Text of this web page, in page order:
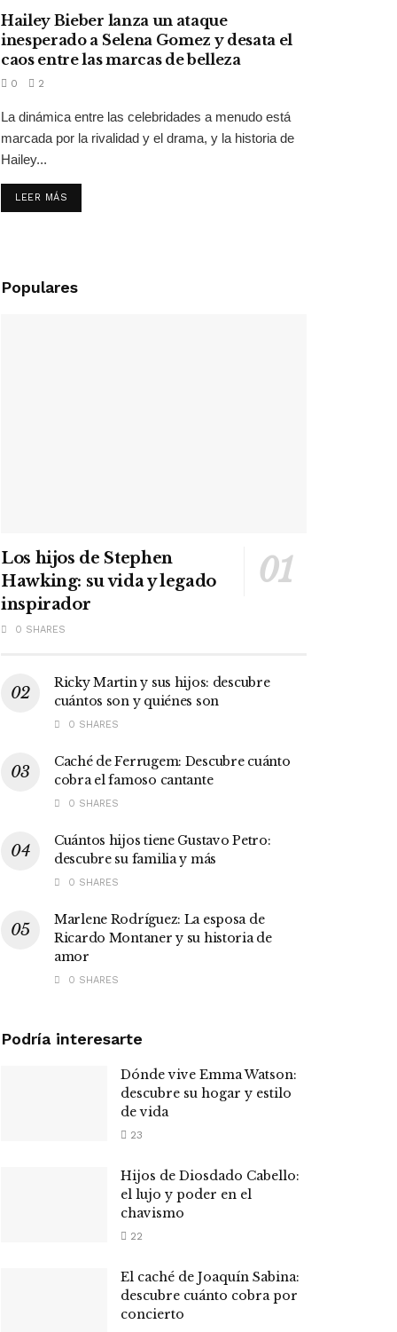
Hailey Bieber lanza un ataque
inesperado a Selena Gomez y desata el
caos entre las marcas de belleza
0 2
La dinámica entre las celebridades a menudo está
marcada por la rivalidad y el drama, y la historia de
Hailey...
LEER MÁS
Populares
Los hijos de Stephen
Hawking: su vida y legado
inspirador
0 SHARES
Ricky Martin y sus hijos: descubre
cuántos son y quiénes son
0 SHARES
Caché de Ferrugem: Descubre cuánto
cobra el famoso cantante
0 SHARES
Cuántos hijos tiene Gustavo Petro:
descubre su familia y más
0 SHARES
Marlene Rodríguez: La esposa de
Ricardo Montaner y su historia de
amor
0 SHARES
Podría interesarte
Dónde vive Emma Watson:
descubre su hogar y estilo
de vida
23
Hijos de Diosdado Cabello:
el lujo y poder en el
chavismo
22
El caché de Joaquín Sabina:
descubre cuánto cobra por
concierto